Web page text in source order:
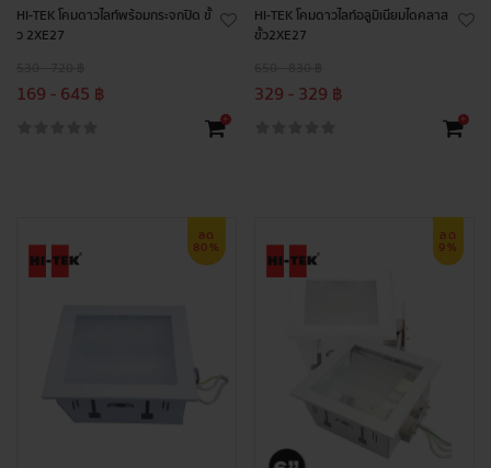
HI-TEK โคมดาวไลท์พร้อมกระจกปิด ขั้
ว 2XE27
169 - 645 ฿
+
HI-TEK โคมดาวไลท์อลูมิเนียมไดคลาส
ขั้ว2XE27
329 - 329 ฿
+
ลด
80%
ลด
9%